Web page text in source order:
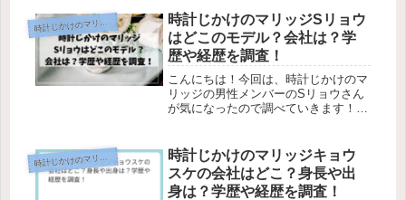
リアリティーショーです。3人の女性
が“30日後の結婚式”という期限の...
時
計じかけのマリッジ
時計じかけのマリッジSリョウ
はどこのモデル？会社は？学
歴や経歴を調査！
こんにちは！今回は、時計じかけのマ
リッジの男性メンバーのSリョウさん
が気になったので調べていきます！西
動画配信サービスのABEMAで配信さ
れる婚活リアリティーショーです。
3...
時
計じかけのマリッジ
時計じかけのマリッジキョウ
スケの会社はどこ？身長や出
身は？学歴や経歴を調査！